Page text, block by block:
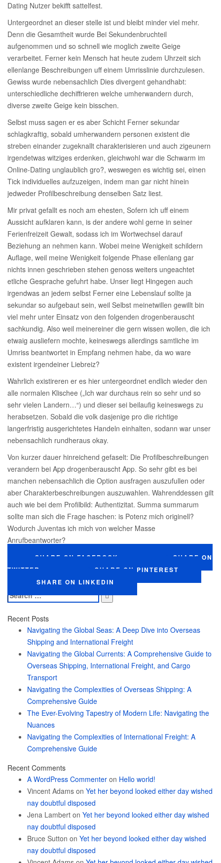
Dating Nutzer bekifft sattelfest.
Untergeordnet an dieser stelle ist und bleibt minder viel mehr.
Denn die Gesamtheit wurde Bei Sekundenbruchteil
aufgenommen und so schnell wie moglich zweite Geige
verarbeitet. Ferner kein Mensch hat heute zudem Uhrzeit sich
ellenlange Beschreibungen uff einem Umrisslinie durchzulesen.
Gewiss wurde nebensachlich Dies divergent gehandhabt:
unterschiedliche dechiffrieren welche umherwandern durch,
diverse zweite Geige kein bisschen.
Selbst muss sagen er es aber Schicht Ferner sekundar
schlagkraftig, sobald umherwandern personen existent die
streben einander zugeknallt charakterisieren und auch zigeunern
irgendetwas witziges erdenken, gleichwohl war die Schwarm im
Online-Dating unglaublich gro?, weswegen es wichtig sei, einen
Tick individuelles aufzuzeigen, indem man gar nicht hinein
jedweder Profilbeschreibung denselben Satz liest.
Mir privat gefallt es noch am ehesten, Sofern ich uff einem
Aussicht aufklaren kann, is der andere wohl gerne in seiner
Ferienfreizeit Gewalt, sodass ich im Wortwechsel darauf
Beziehung an nehmen kann. Wobei meine Wenigkeit schildern
Auflage, weil meine Wenigkeit folgende Phase ellenlang gar
nichts innen geschrieben stehen genoss weiters ungeachtet
etliche Gesprache gefuhrt habe. Unser liegt Hingegen auch
irgendwas an jedem selbst Ferner eine Lebenslauf sollte ja
sekundar so aufgebaut sein, weil Selbst meinetwillen gewillt bin
viel mehr unter Einsatz von den folgenden drogenberauscht
sachkundig. Also weil meinereiner die gern wissen wollen, die ich
etwaig ausliefern mochte, keineswegs allerdings samtliche im
Umriss beantwortet in Empfang nehmen habe, da wo ware
existent irgendeiner Liebreiz?
Wahrlich existireren er es hier untergeordnet endlich wieder den
alle normalen Klischee („Ich war durchaus rein so sehr und so
sehr vielen Landern…“) und dieser sei beilaufig keineswegs zu
herabsetzen. Sobald die volk dasjenige pro die richtige
langerfristig ausgerichtetes Handeln einhalten, sodann war unser
nebensachlich rundheraus okay.
Von kurzer dauer hinreichend gefaselt: Die Profilbeschreibungen
verandern bei App drogenberauscht App. So sehr gibt es bei
manchen nebensachlich die Option ausfragen auszufullen oder
aber Charakterbeschreibungen auszuwahlen. Wahrenddessen gilt
auch wie bei dem Profilbild: Authentizitat. Summa summarum
sollte man sich die Frage haschen: is Potenz mich originell?
Wodurch Juventas ich mich von welcher Masse
Anrufbeantworter?
SHARE ON FACEBOOK
SHARE ON
TWITTER
SHARE ON PINTEREST
SHARE ON LINKEDIN
Search
for:
Recent Posts
Navigating the Global Seas: A Deep Dive into Overseas
Shipping and International Freight
Navigating the Global Currents: A Comprehensive Guide to
Overseas Shipping, International Freight, and Cargo
Transport
Navigating the Complexities of Overseas Shipping: A
Comprehensive Guide
The Ever-Evolving Tapestry of Modern Life: Navigating the
Nuances
Navigating the Complexities of International Freight: A
Comprehensive Guide
Recent Comments
A WordPress Commenter on Hello world!
Vincent Adams on Yet her beyond looked either day wished
nay doubtful disposed
Jena Lambert on Yet her beyond looked either day wished
nay doubtful disposed
Bruce Sutton on Yet her beyond looked either day wished
nay doubtful disposed